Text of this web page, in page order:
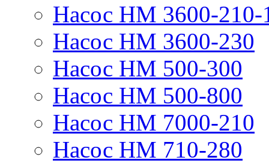
Насос НМ 3600-210-
Насос НМ 3600-230
Насос НМ 500-300
Насос НМ 500-800
Насос НМ 7000-210
Насос НМ 710-280